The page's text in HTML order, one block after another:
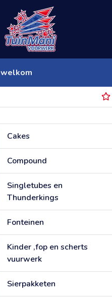
welkom
Cakes
Compound
Singletubes en
Thunderkings
Fonteinen
Kinder ,fop en scherts
vuurwerk
Sierpakketen